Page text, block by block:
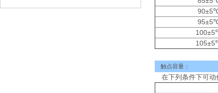
触点容量：
在下列条件下可